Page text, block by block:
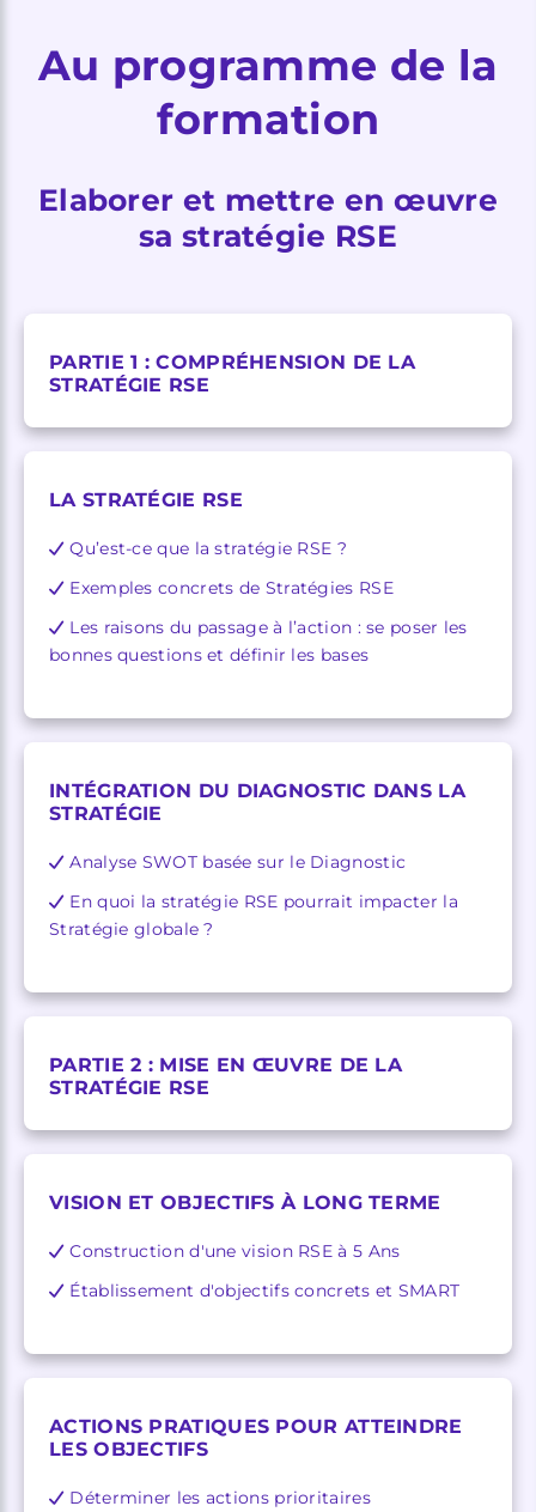
Au programme de la
formation
Elaborer et mettre en œuvre
sa stratégie RSE
PARTIE 1 : COMPRÉHENSION DE LA
STRATÉGIE RSE
LA STRATÉGIE RSE
Qu’est-ce que la stratégie RSE ?
Exemples concrets de Stratégies RSE
Les raisons du passage à l’action : se poser les
bonnes questions et définir les bases
INTÉGRATION DU DIAGNOSTIC DANS LA
STRATÉGIE
Analyse SWOT basée sur le Diagnostic
En quoi la stratégie RSE pourrait impacter la
Stratégie globale ?
PARTIE 2 : MISE EN ŒUVRE DE LA
STRATÉGIE RSE
VISION ET OBJECTIFS À LONG TERME
Construction d'une vision RSE à 5 Ans
Établissement d'objectifs concrets et SMART
ACTIONS PRATIQUES POUR ATTEINDRE
LES OBJECTIFS
Déterminer les actions prioritaires